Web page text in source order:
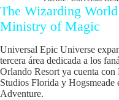
The Wizarding
Ministry of Magic
Universal Epic Universe
tercera área dedicada a los
Orlando Resort ya cuenta
Studios Florida y
Adventure.